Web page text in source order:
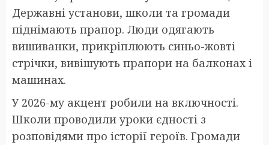
Державні установи, школи та громади
піднімають прапор. Люди одягають
вишиванки, прикріплюють синьо-жовті
стрічки, вивішують прапори на балконах і
машинах.
У 2026-му акцент робили на включності.
Школи проводили уроки єдності з
розповідями про історії героїв. Громади